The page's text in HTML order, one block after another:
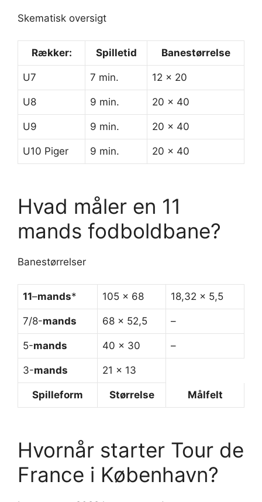
Skematisk oversigt
Rækker: Spilletid Banestørrelse
U7 7 min. 12 x 20
U8 9 min. 20 x 40
U9 9 min. 20 x 40
U10 Piger 9 min. 20 x 40
Hvad måler en 11
mands fodboldbane?
Banestørrelser
11–mands* 105 x 68 18,32 x 5,5
7/8-mands 68 x 52,5 –
5-mands 40 x 30 –
3-mands 21 x 13
Spilleform Størrelse Målfelt
Hvornår starter Tour de
France i København?